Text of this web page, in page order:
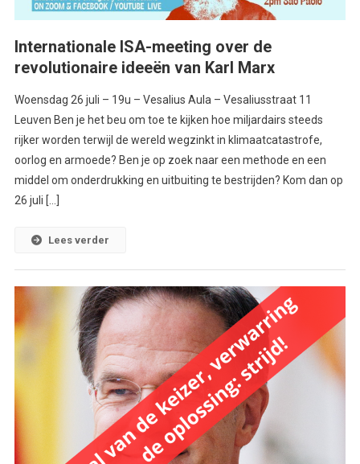
Internationale ISA-meeting over de
revolutionaire ideeën van Karl Marx
Woensdag 26 juli – 19u – Vesalius Aula – Vesaliusstraat 11
Leuven Ben je het beu om toe te kijken hoe miljardairs steeds
rijker worden terwijl de wereld wegzinkt in klimaatcatastrofe,
oorlog en armoede? Ben je op zoek naar een methode en een
middel om onderdrukking en uitbuiting te bestrijden? Kom dan op
26 juli […]
Lees verder